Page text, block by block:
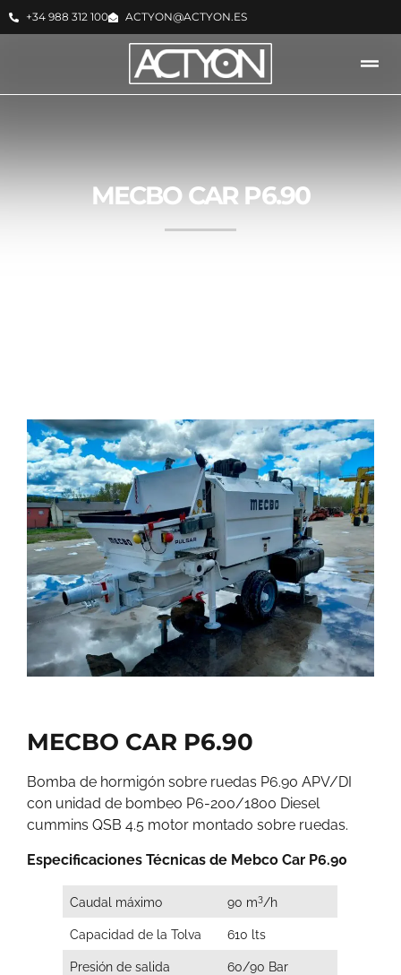
+34 988 312 100 ACTYON@ACTYON.ES
MECBO CAR P6.90
MECBO CAR P6.90
Bomba de hormigón sobre ruedas P6.90 APV/DI
con unidad de bombeo P6-200/1800 Diesel
cummins QSB 4.5 motor montado sobre ruedas.
Especificaciones Técnicas de Mebco Car P6.90
Caudal máximo 90 m3/h
Capacidad de la Tolva 610 lts
Presión de salida 60/90 Bar